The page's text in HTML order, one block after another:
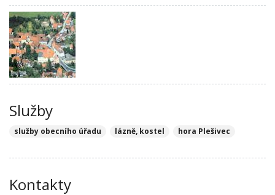
Služby
služby obecního úřadu lázně, kostel hora Plešivec
Kontakty